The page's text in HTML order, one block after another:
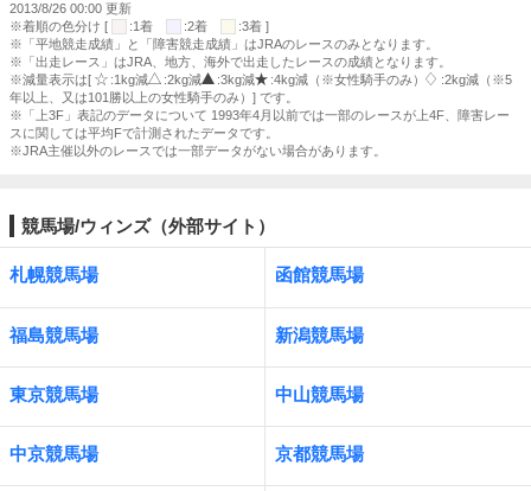
2013/8/26 00:00 更新
※着順の色分け [
:1着 :2着
:3着 ]
※「平地競走成績」と「障害競走成績」はJRAのレースのみとなります。
※「出走レース」はJRA、地方、海外で出走したレースの成績となります。
※減量表示は[
:1kg減 :2kg減 :3kg減 :4kg減（※女性騎手のみ）
:2kg減（※5
年以上、又は101勝以上の女性騎手のみ）] です。
※「上3F」表記のデータについて 1993年4月以前では一部のレースが上4F、障害レー
スに関しては平均Fで計測されたデータです。
※JRA主催以外のレースでは一部データがない場合があります。
競馬場/ウィンズ（外部サイト）
札幌競馬場 函館競馬場
福島競馬場 新潟競馬場
東京競馬場 中山競馬場
中京競馬場 京都競馬場